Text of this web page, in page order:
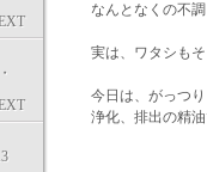
なんとなくの不
実は、ワタシも
今日は、がっつり
浄化、排出の精油